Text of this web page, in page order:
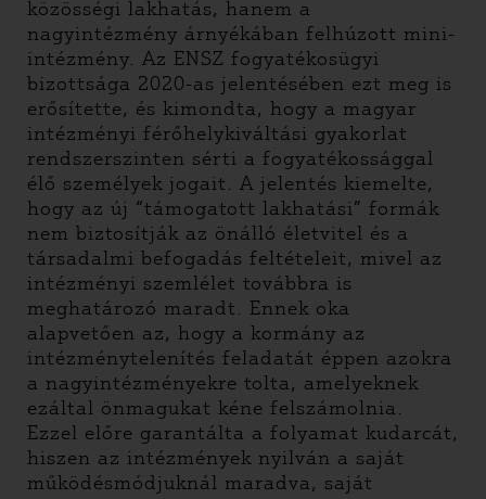
közösségi lakhatás, hanem a
nagyintézmény árnyékában felhúzott mini-
intézmény. Az ENSZ fogyatékosügyi
bizottsága 2020-as jelentésében ezt meg is
erősítette, és kimondta, hogy a magyar
intézményi férőhelykiváltási gyakorlat
rendszerszinten sérti a fogyatékossággal
élő személyek jogait. A jelentés kiemelte,
hogy az új “támogatott lakhatási” formák
nem biztosítják az önálló életvitel és a
társadalmi befogadás feltételeit, mivel az
intézményi szemlélet továbbra is
meghatározó maradt. Ennek oka
alapvetően az, hogy a kormány az
intézménytelenítés feladatát éppen azokra
a nagyintézményekre tolta, amelyeknek
ezáltal önmagukat kéne felszámolnia.
Ezzel előre garantálta a folyamat kudarcát,
hiszen az intézmények nyilván a saját
működésmódjuknál maradva, saját